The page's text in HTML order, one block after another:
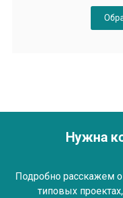
Нужна
Подробно расскажем о
типовых